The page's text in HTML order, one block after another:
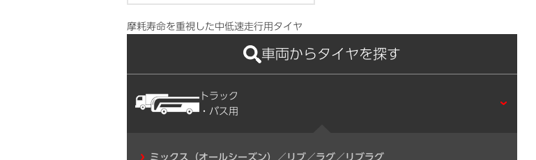
摩耗寿命を重視した中低速走行用タイヤ
車両からタイヤを探す
トラック
・バス用
ミックス（オールシーズン）／リブ／ラグ／リブラグ